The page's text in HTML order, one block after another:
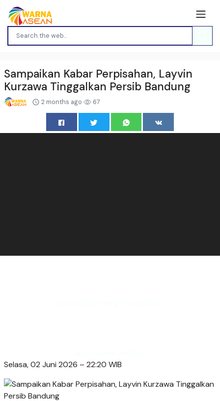
Sampaikan Kabar Perpisahan, Layvin
Kurzawa Tinggalkan Persib Bandung
2 months ago 67
Selasa, 02 Juni 2026 – 22:20 WIB